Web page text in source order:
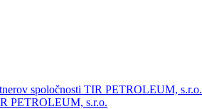
spoločnosti TIR PETROLEUM, s.r.o.
PETROLEUM, s.r.o.